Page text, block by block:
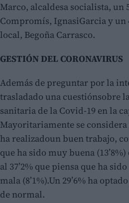
Marco, alcaldesa socialista, un
Compromís, IgnasiGarcia y un
local, Begoña Carrasco.
GESTIÓN DEL CORONAVIRUS
Además de preguntar por la
trasladado una cuestiónsobre
sanitaria de la Covid-19 en la
Mayoritariamente se
ha realizadoun buen trabajo,
que ha sido muy buena
al 37’2% que piensa que ha
mala (8’1%).Un 29’6% ha
de normal.